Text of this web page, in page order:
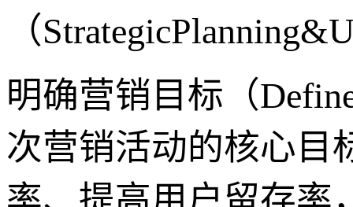
（
明确营销目标（
次营销活动的核心目